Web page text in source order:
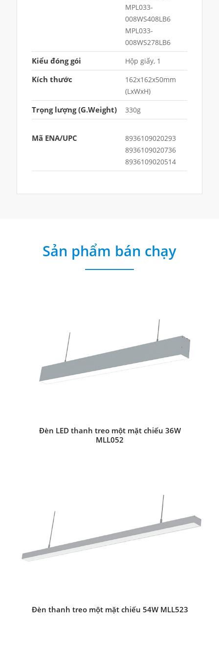
MPL033-
008WS408LB6
MPL033-
008WS278LB6
Kiểu đóng gói Hộp giấy, 1
Kích thước
162x162x50mm
(LxWxH)
Trọng lượng (G.Weight) 330g
Mã ENA/UPC
8936109020293
8936109020736
8936109020514
Sản phẩm bán chạy
Đèn LED thanh treo một mặt chiếu 36W
MLL052
Đèn thanh treo một mặt chiếu 54W MLL523